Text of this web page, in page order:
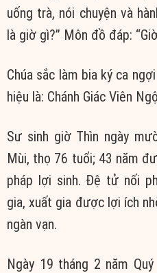
uống trà, nói chuyện và
là giờ gì?” Môn đồ đáp:
Chúa sắc làm bia ký ca
hiệu là: Chánh Giác Viên
Sư sinh giờ Thìn ngày
Mùi, thọ 76 tuổi; 43 năm
pháp lợi sinh. Đệ tử nối
gia, xuất gia được lợi ích
ngàn vạn.
Ngày 19 tháng 2 năm